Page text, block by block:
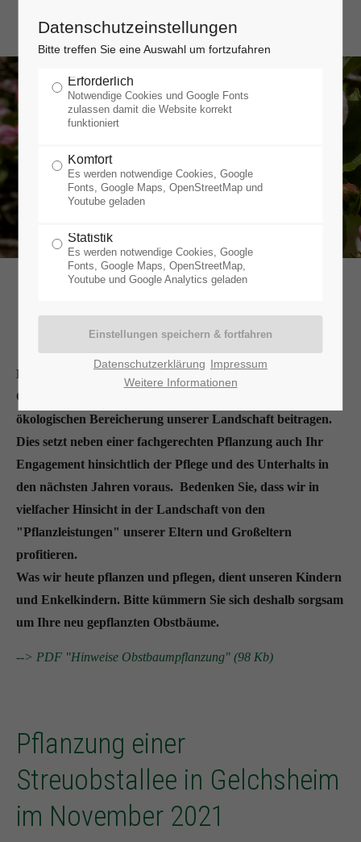
Neupflanzung
Es ist uns ein besonderes Anliegen, dass die gepflanzten
Obstbäume langfristig zu einer ästhetischen und
ökologischen Bereicherung unserer Landschaft beitragen.
Dies setzt neben einer fachgerechten Pflanzung auch Ihr
Engagement hinsichtlich der Pflege und des Unterhalts in
den nächsten Jahren voraus. Bedenken Sie, dass wir in
vielfacher Hinsicht in der Landschaft von den
"Pflanzleistungen" unserer Eltern und Großeltern
profitieren.
Was wir heute pflanzen und pflegen, dient unseren Kindern
und Enkelkindern. Bitte kümmern Sie sich deshalb sorgsam
um Ihre neu gepflanzten Obstbäume.
--> PDF "Hinweise Obstbaumpflanzung" (98 Kb)
Pflanzung einer
Streuobstallee in Gelchsheim
im November 2021
Datenschutzeinstellungen
Bitte treffen Sie eine Auswahl um fortzufahren
Erforderlich
Notwendige Cookies und Google Fonts
zulassen damit die Website korrekt
funktioniert
Komfort
Es werden notwendige Cookies, Google
Fonts, Google Maps, OpenStreetMap und
Youtube geladen
Statistik
Es werden notwendige Cookies, Google
Fonts, Google Maps, OpenStreetMap,
Youtube und Google Analytics geladen
Datenschutzerklärung
Impressum
Weitere Informationen